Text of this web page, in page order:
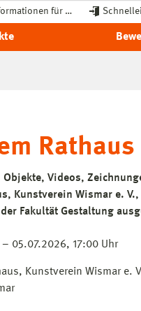
für …
Rathaus
Videos,
Kunstverein Wismar e.
Fakultät Gestaltung
05.07.2026, 17:00 Uhr
Kunstverein Wismar e.